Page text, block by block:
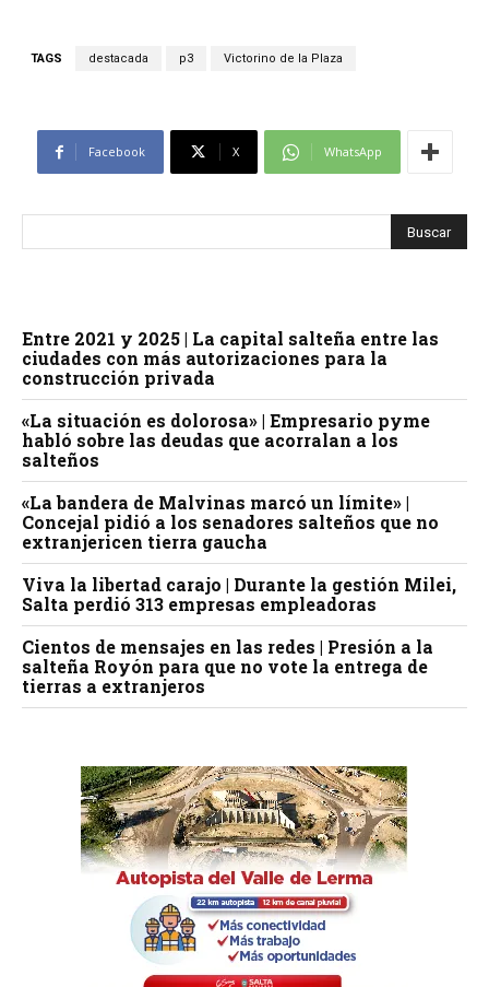
TAGS destacada p3 Victorino de la Plaza
Facebook X WhatsApp
Entre 2021 y 2025 | La capital salteña entre las
ciudades con más autorizaciones para la
construcción privada
«La situación es dolorosa» | Empresario pyme
habló sobre las deudas que acorralan a los
salteños
«La bandera de Malvinas marcó un límite» |
Concejal pidió a los senadores salteños que no
extranjericen tierra gaucha
Viva la libertad carajo | Durante la gestión Milei,
Salta perdió 313 empresas empleadoras
Cientos de mensajes en las redes | Presión a la
salteña Royón para que no vote la entrega de
tierras a extranjeros